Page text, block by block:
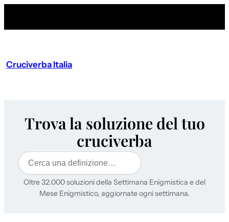
Cruciverba Italia
Trova la soluzione del tuo
cruciverba
Cerca
Oltre 32.000 soluzioni della Settimana Enigmistica e del
Mese Enigmistico, aggiornate ogni settimana.